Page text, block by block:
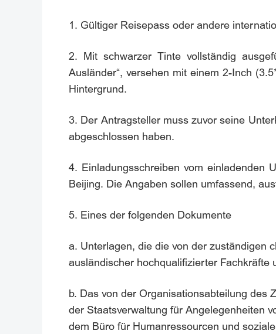
1. Gültiger Reisepass oder andere
2. Mit schwarzer Tinte vollständig
Ausländer“, versehen mit einem 2-Inch
Hintergrund.
3. Der Antragsteller muss zuvor seine
abgeschlossen haben.
4. Einladungsschreiben vom einladenden
Beijing. Die Angaben sollen umfassend,
5. Eines der folgenden Dokumente
a. Unterlagen, die die von der zuständigen
ausländischer hochqualifizierter
b. Das von der Organisationsabteilung des
der Staatsverwaltung für Angelegenheiten
dem Büro für Humanressourcen und